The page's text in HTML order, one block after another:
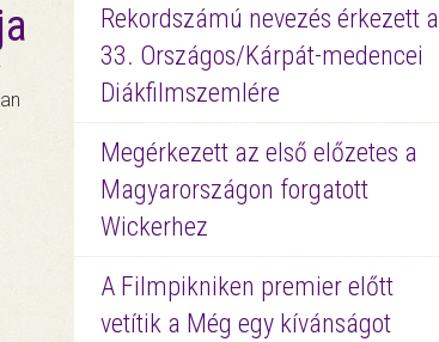
Rekordszámú nevezés érkezett a
33. Országos/Kárpát-medencei
Diákfilmszemlére
Megérkezett az első előzetes a
Magyarországon forgatott
Wickerhez
A Filmpikniken premier előtt
vetítik a Még egy kívánságot